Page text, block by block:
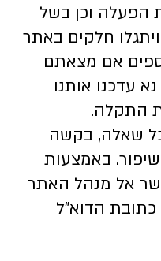
הפעלה וכן בשל
חלקים באתר
אם מצאתם
עדכנו אותנו
התקלה.
שאלה, בקשה
באמצעות
אל מנהל האתר
כתובת הדוא”ל